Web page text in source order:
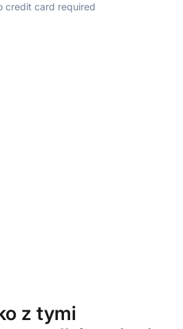
credit card required
z tymi